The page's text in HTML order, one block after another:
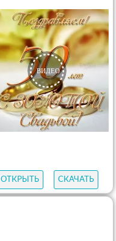
ОТКРЫТЬ СКАЧАТЬ